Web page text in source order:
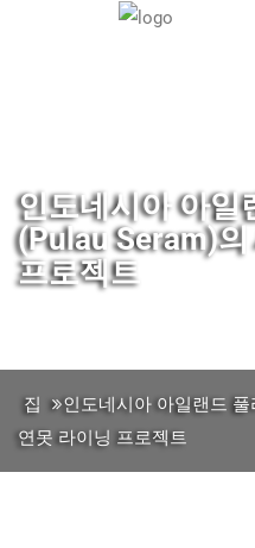
인도네시아 아일
(Pulau Seram)
프로젝트
집
인도네시아 아일랜드
연못 라이닝 프로젝트